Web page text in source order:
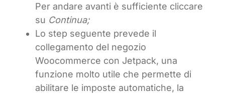
Per andare avanti è sufficiente cliccare
su Continua;
Lo step seguente prevede il
collegamento del negozio
Woocommerce con Jetpack, una
funzione molto utile che permette di
abilitare le imposte automatiche, la